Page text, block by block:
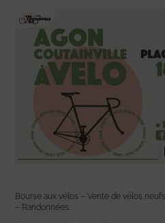
Bourse aux vélos – Vente de vélos
– Randonnées.